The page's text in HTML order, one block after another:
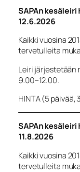
SAPAn
12.6.2026
Kaikki vuosina
tervetulleita
Leiri järjestetään
9.00–12.00.
HINTA (5 päivää,
SAPAn kesäleiri
11.8.2026
Kaikki vuosina
tervetulleita